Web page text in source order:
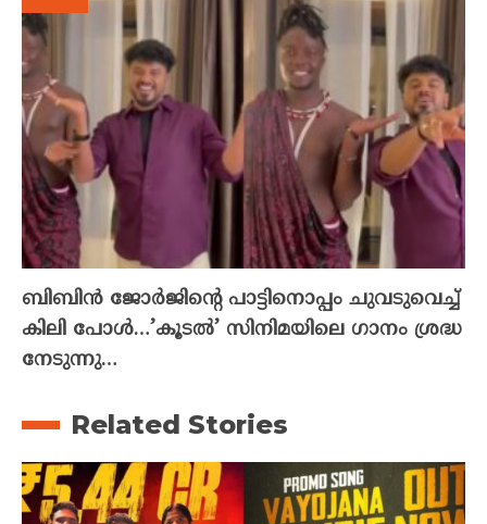
ബിബിൻ ജോർജിന്റെ പാട്ടിനൊപ്പം ചുവടുവെച്ച്
കിലി പോൾ…’കൂടൽ’ സിനിമയിലെ ഗാനം ശ്രദ്ധ
നേടുന്നു…
Related Stories